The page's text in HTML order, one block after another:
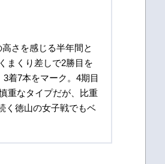
さを感じる半年間と
まくり差しで2勝目を
着7本をマーク。4期目
重なタイプだが、比重
く徳山の女子戦でもベ